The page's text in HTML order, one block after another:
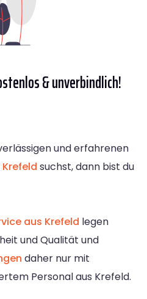
& unverbindlich!
und erfahrenen
suchst, dann bist du
aus Krefeld legen
und Qualität und
daher nur mit
Personal aus Krefeld.